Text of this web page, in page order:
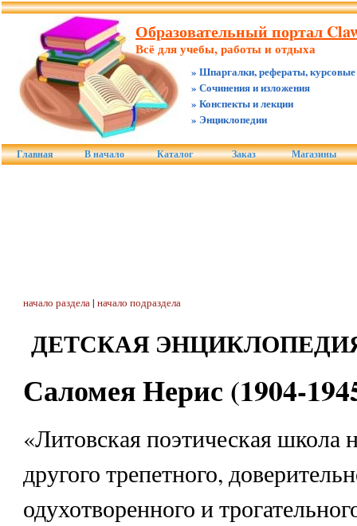
Образовательный портал
Всё для учебы, работы и отдыха
» Шпаргалки, рефераты, курсовые
» Сочинения и изложения
» Конспекты и лекции
» Энциклопедии
Главная В начало Каталог Заказ Магазины
начало раздела| начало подраздела
ДЕТСКАЯ
Саломея Нерис (1904-
«Литовская поэтическая школа
другого трепетного,
одухотворенного и